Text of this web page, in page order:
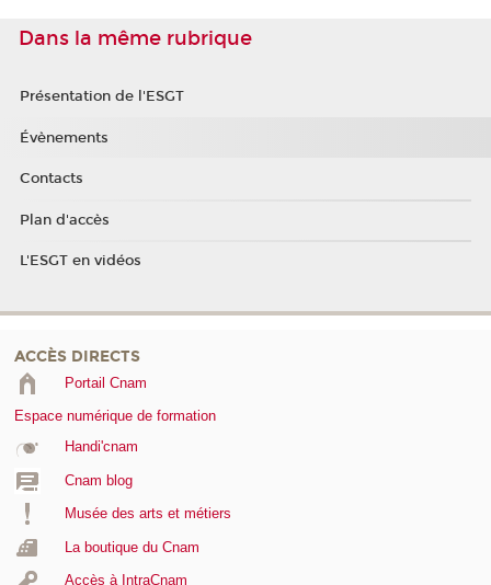
Dans la même rubrique
Présentation de l'ESGT
Évènements
Contacts
Plan d'accès
L'ESGT en vidéos
ACCÈS DIRECTS
Portail Cnam
Espace numérique de formation
Handi'cnam
Cnam blog
Musée des arts et métiers
La boutique du Cnam
Accès à IntraCnam